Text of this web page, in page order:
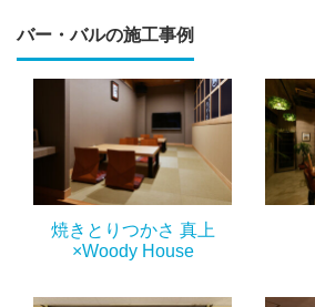
バー・バルの施工事例
焼きとりつかさ 真上
×Woody House